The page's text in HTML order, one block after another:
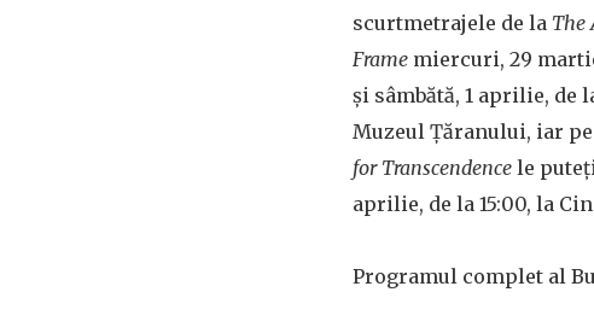
scurtmetrajele de la The
Frame miercuri, 29
și sâmbătă, 1 aprilie, de
Muzeul Țăranului, iar
for Transcendence le
aprilie, de la 15:00, la
Programul complet al